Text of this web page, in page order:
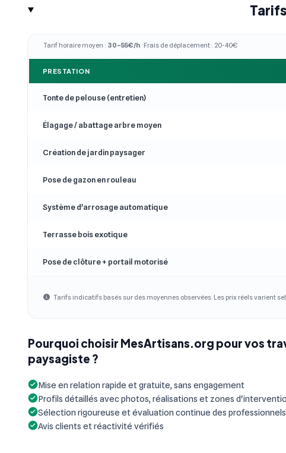
Tarif horaire moyen : 30–55€/h · Frais de déplacement : 20-40€
PRESTATION
Tonte de pelouse (entretien)
Élagage / abattage arbre moyen
Création de jardin paysager
Pose de gazon en rouleau
Système d'arrosage automatique
Terrasse bois exotique
Pose de clôture + portail motorisé
Tarifs indicatifs basés sur des moyennes observées. Les prix réels varient
Pourquoi choisir MesArtisans.org pour vos
paysagiste ?
Mise en relation rapide et gratuite, sans engagement
Profils détaillés avec photos, réalisations et zones
Sélection rigoureuse et évaluation continue des professionnels
Avis clients et réactivité vérifiés